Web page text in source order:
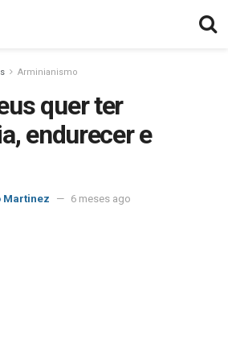
Arminianismo
quer ter
endurecer e
Martinez 6 meses ago